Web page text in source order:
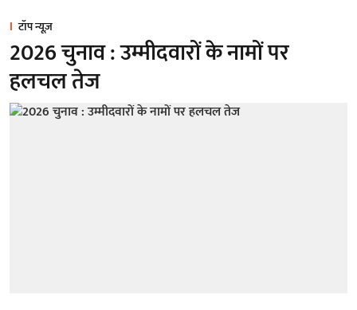
टॉप न्यूज़
2026 चुनाव : उम्मीदवारों के नामों पर
हलचल तेज